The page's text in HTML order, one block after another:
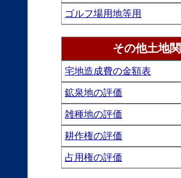
ゴルフ場用地等用
その他土地
宅地造成費の金額表
鉱泉地の評価
雑種地の評価
耕作権の評価
占用権の評価